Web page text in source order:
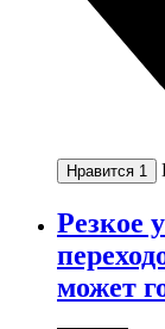
Нравится 1
Резкое
может